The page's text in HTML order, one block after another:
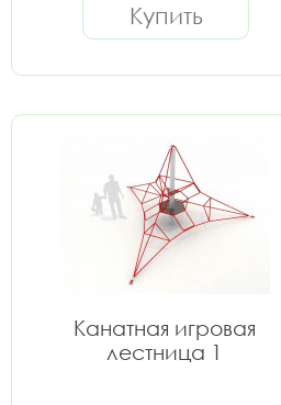
Купить
Канатная игровая
лестница 1